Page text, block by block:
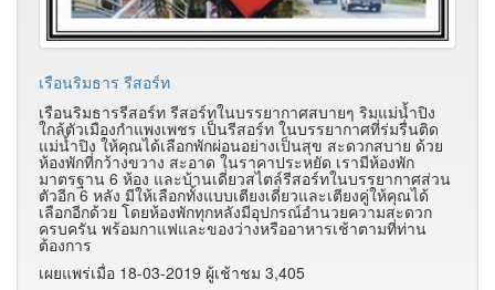
เรือนริมธาร รีสอร์ท
เรือนริมธารรีสอร์ท รีสอร์ทในบรรยากาศสบายๆ ริมแม่น้ำปิง
ใกล้ตัวเมืองกำแพงเพชร เป็นรีสอร์ท ในบรรยากาศที่ร่มรื่นติด
แม่น้ำปิง ให้คุณได้เลือกพักผ่อนอย่างเป็นสุข สะดวกสบาย ด้วย
ห้องพักที่กว้างขวาง สะอาด ในราคาประหยัด เรามีห้องพัก
มาตรฐาน 6 ห้อง และบ้านเดี่ยวสไตล์รีสอร์ทในบรรยากาศส่วน
ตัวอีก 6 หลัง มีให้เลือกทั้งแบบเตียงเดี่ยวและเตียงคู่ให้คุณได้
เลือกอีกด้วย โดยห้องพักทุกหลังมีอุปกรณ์อำนวยความสะดวก
ครบครัน พร้อมกาแฟและของว่างหรืออาหารเช้าตามที่ท่าน
ต้องการ
เผยแพร่เมื่อ 18-03-2019 ผู้เช้าชม 3,405